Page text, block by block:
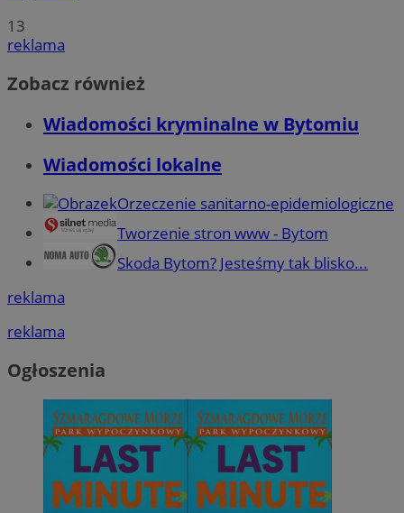
13
reklama
Zobacz również
Wiadomości kryminalne w Bytomiu
Wiadomości lokalne
Orzeczenie sanitarno-epidemiologiczne
Tworzenie stron www - Bytom
Skoda Bytom? Jesteśmy tak blisko...
reklama
reklama
Ogłoszenia